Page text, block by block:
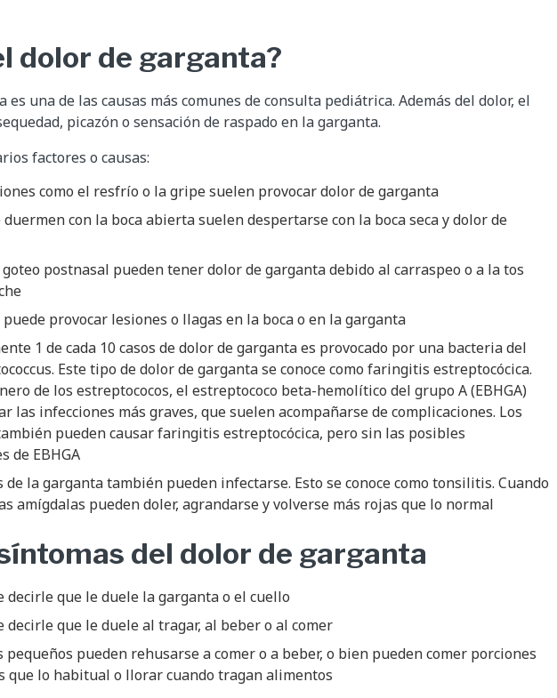
dolor de garganta?
es una de las causas más comunes de consulta pediátrica. Además del dolor, el
picazón o sensación de raspado en la garganta.
factores o causas:
como el resfrío o la gripe suelen provocar dolor de garganta
duermen con la boca abierta suelen despertarse con la boca seca y dolor de
postnasal pueden tener dolor de garganta debido al carraspeo o a la tos
provocar lesiones o llagas en la boca o en la garganta
1 de cada 10 casos de dolor de garganta es provocado por una bacteria del
Este tipo de dolor de garganta se conoce como faringitis estreptocócica.
de los estreptococos, el estreptococo beta-hemolítico del grupo A (EBHGA)
las infecciones más graves, que suelen acompañarse de complicaciones. Los
pueden causar faringitis estreptocócica, pero sin las posibles
de EBHGA
de la garganta también pueden infectarse. Esto se conoce como tonsilitis. Cuando
amígdalas pueden doler, agrandarse y volverse más rojas que lo normal
del dolor de garganta
decirle que le duele la garganta o el cuello
decirle que le duele al tragar, al beber o al comer
pequeños pueden rehusarse a comer o a beber, o bien pueden comer porciones
que lo habitual o llorar cuando tragan alimentos